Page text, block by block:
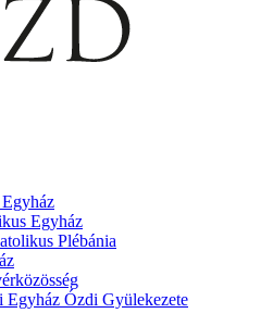
Egyház
Plébánia
Egyház Ózdi Gyülekezete